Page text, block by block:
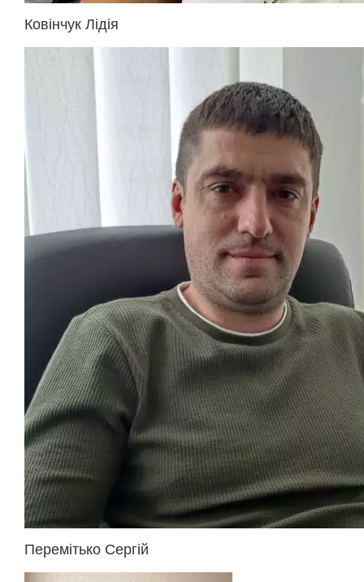
Ковінчук Лідія
Перемітько Сергій